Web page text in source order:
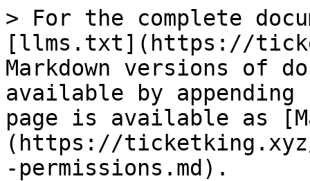
> For the complete documentation index, see [llms.txt](https://ticketking.xyz/docs/llms.txt). Markdown versions of documentation pages are available by appending `.md` to page URLs; this page is available as [Markdown](https://ticketking.xyz/docs/es/referencia/discord-permissions.md).

# Permisos que Ticket King necesita en Discord

El enlace de invitación recomendado otorga a Ticket King los permisos de Discord que necesita. La configuración más sencilla es usar ese enlace y dejar los permisos del bot tal como están.

{% hint style="info" %}
Usa el enlace de invitación recomendado: <https://ticketking.xyz/invite?via=docs>
{% endhint %}

## Para qué usa el bot cada permiso

La invitación recomendada incluye **Administrador** Como una comodidad, lo que cubre todo lo siguiente con una sola concesión. Si prefieres no otorgar Administrador, elimínalo después de invitar y concede estos permisos específicos en su lugar. El bot funciona igual.

| Permiso                                                | Por qué lo necesita Ticket King                                                                                                                                                                                                                                                                                                              |
| ------------------------------------------------------ | -------------------------------------------------------------------------------------------------------------------------------------------------------------------------------------------------------------------------------------------------------------------------------------------------------------------------------------------- |
| **Administrador**                                      | Incluido en la invitación recomendada por comodidad. Opcional. Puede sustituirse por los permisos específicos de abajo.                                                                                                                                                                                                                      |
| **Gestionar canales**                                  | Crear, renombrar y eliminar canales de tickets.                                                                                                                                                                                                                                                                                              |
| **Administrar roles**                                  | Establecer quién puede ver cada ticket, escribiendo el acceso por usuario y por rol en el canal.                                                                                                                                                                                                                                             |
| **Administrar mensajes**                               | Ordenar los mensajes del bot y eliminar un mensaje de panel cuando lo muevas o lo reenvíes.                                                                                                                                                                                                                                                  |
| **Administrar hilos**                                  | Cerrar tickets de hilo.                                                                                                                                                                                                                                                                                                                      |
| **Crear hilos públicos** y **Crear hilos privados**    | Crear tickets de hilo y hilos privados de personal.                                                                                                                                                                                                                                                                                          |
| **Enviar mensajes en hilos**                           | Responder dentro de tickets de hilo.                                                                                                                                                                                                                                                                                                         |
| **Ver canal**                                          | Leer canales de panel y canales de ticket.                                                                                                                                                                                                                                                                                                   |
| **Enviar mensajes**                                    | Publicar paneles y responder en tickets.                                                                                                                                                                                                                                                                                                     |
| **Incrustar enlaces**